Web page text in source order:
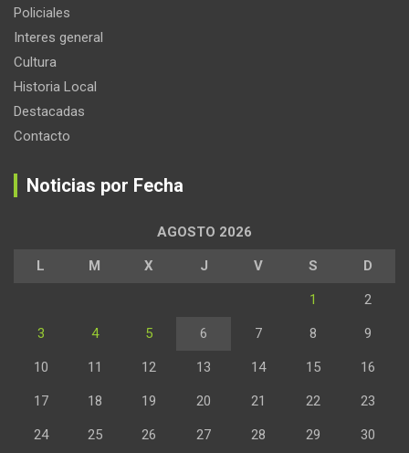
Policiales
Interes general
Cultura
Historia Local
Destacadas
Contacto
Noticias por Fecha
AGOSTO 2026
L M X J V S D
1 2
3 4 5 6 7 8 9
10 11 12 13 14 15 16
17 18 19 20 21 22 23
24 25 26 27 28 29 30